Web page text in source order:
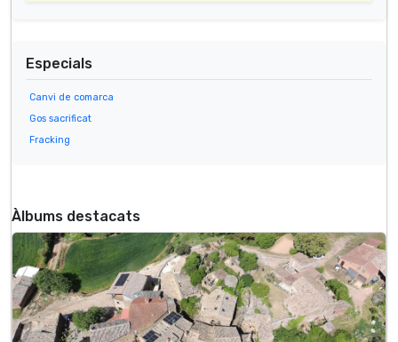
Especials
Canvi de comarca
Gos sacrificat
Fracking
Àlbums destacats